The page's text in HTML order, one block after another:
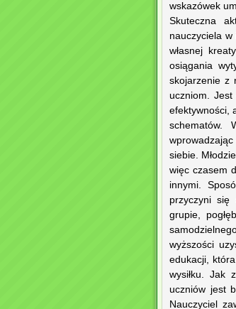
wskazówek
Skuteczna
nauczyciela
własnej
osiągania
skojarzenie z
uczniom.
efektywności,
schematów.
siebie.
więc czasem
innymi.
przyczyni się
grupie,
wyższości
edukacji,
wysiłku. Jak
uczniów jest
Nauczyciel